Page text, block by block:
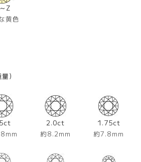
Z
黄色
）
2.0ct
約8.2mm
1.75ct
約7.8mm